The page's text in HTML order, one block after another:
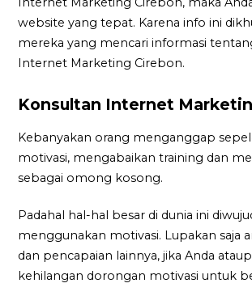
website yang tepat. Karena info ini
mereka yang mencari informasi
Internet Marketing Cirebon.
Konsultan Internet
Kebanyakan orang menganggap
motivasi, mengabaikan training dan
sebagai omong kosong.
Padahal hal-hal besar di dunia ini
menggunakan motivasi. Lupakan saja
dan pencapaian lainnya, jika Anda
kehilangan dorongan motivasi untuk